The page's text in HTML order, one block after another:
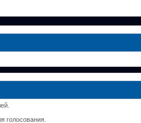
голосования.